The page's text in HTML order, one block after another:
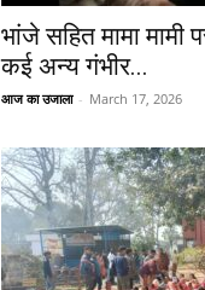
भांजे सहित मामा मामी
कई अन्य गंभीर...
आज का उजाला - March 17, 2026